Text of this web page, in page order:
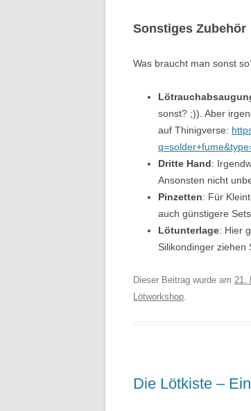
Sonstiges Zubehör
Was braucht man sonst
sonst? ;)). Aber
auf Thinigverse:
Dritte Hand:
Ansonsten nicht
Pinzetten: Für
auch günstigere
Lötunterlage: Hier
Silikondinger ziehen
Dieser Beitrag wurde am 21.
Lötworkshop
Die Lötkiste –